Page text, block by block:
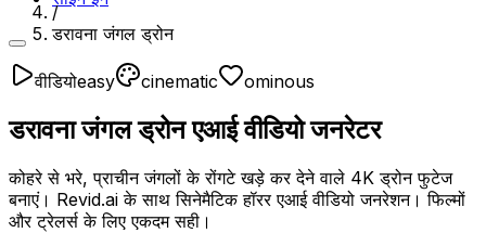
/
डरावना जंगल ड्रोन
वीडियोeasy cinematic ominous
डरावना जंगल ड्रोन एआई वीडियो जनरेटर
कोहरे से भरे, प्राचीन जंगलों के रोंगटे खड़े कर देने वाले 4K ड्रोन फुटेज
बनाएं। Revid.ai के साथ सिनेमैटिक हॉरर एआई वीडियो जनरेशन। फिल्मों
और ट्रेलर्स के लिए एकदम सही।